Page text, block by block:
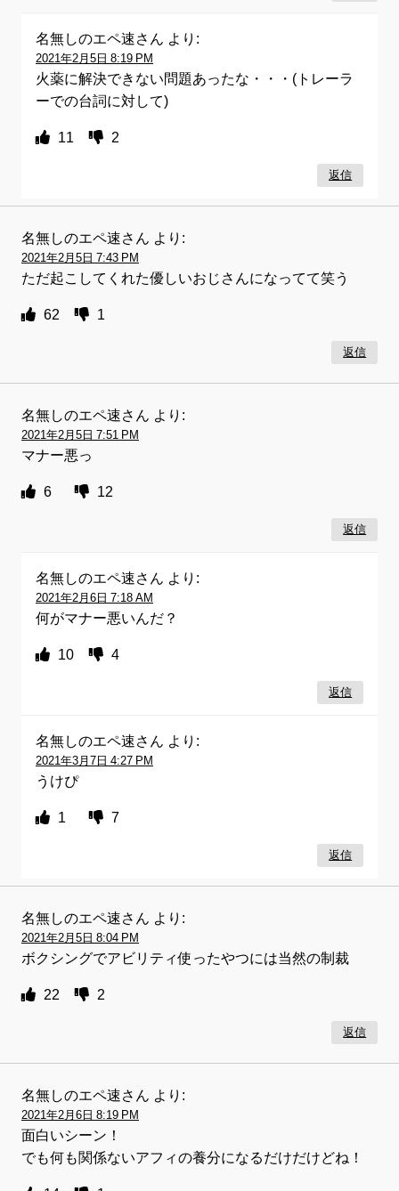
名無しのエペ速さん より:
2021年2月5日 8:19 PM
火薬に解決できない問題あったな・・・(トレーラ
ーでの台詞に対して)
11 2
返信
名無しのエペ速さん より:
2021年2月5日 7:43 PM
ただ起こしてくれた優しいおじさんになってて笑う
62 1
返信
名無しのエペ速さん より:
2021年2月5日 7:51 PM
マナー悪っ
6 12
返信
名無しのエペ速さん より:
2021年2月6日 7:18 AM
何がマナー悪いんだ？
10 4
返信
名無しのエペ速さん より:
2021年3月7日 4:27 PM
うけぴ
1 7
返信
名無しのエペ速さん より:
2021年2月5日 8:04 PM
ボクシングでアビリティ使ったやつには当然の制裁
22 2
返信
名無しのエペ速さん より:
2021年2月6日 8:19 PM
面白いシーン！
でも何も関係ないアフィの養分になるだけだけどね！